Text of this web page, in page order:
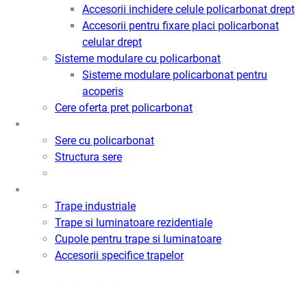
Accesorii inchidere celule policarbonat drept
Accesorii pentru fixare placi policarbonat
celular drept
Sisteme modulare cu policarbonat
Sisteme modulare policarbonat pentru
acoperis
Cere oferta pret policarbonat
Sere cu policarbonat
Structura sere
Trape industriale
Trape si luminatoare rezidentiale
Cupole pentru trape si luminatoare
Accesorii specifice trapelor